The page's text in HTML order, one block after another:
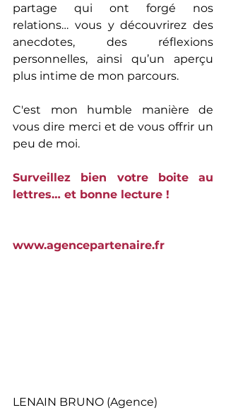
partage qui ont forgé nos
relations… vous y découvrirez des
anecdotes, des réflexions
personnelles, ainsi qu’un aperçu
plus intime de mon parcours.
C'est mon humble manière de
vous dire merci et de vous offrir un
peu de moi.
Surveillez bien votre boite au
lettres… et bonne lecture !
www.agencepartenaire.fr
LENAIN BRUNO (Agence)